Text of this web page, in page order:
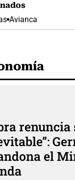
Avianca
renuncia
el